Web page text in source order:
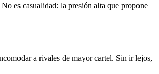
es casualidad: la presión alta que propone
a rivales de mayor cartel. Sin ir lejos,